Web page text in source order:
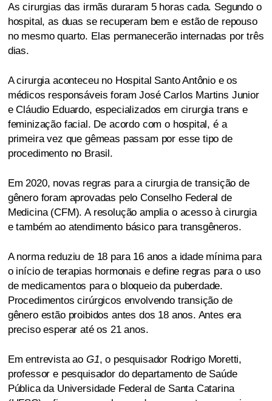
As cirurgias das irmãs duraram 5 horas cada. Segundo o
hospital, as duas se recuperam bem e estão de repouso
no mesmo quarto. Elas permanecerão internadas por três
dias.
A cirurgia aconteceu no Hospital Santo Antônio e os
médicos responsáveis foram José Carlos Martins Junior
e Cláudio Eduardo, especializados em cirurgia trans e
feminização facial. De acordo com o hospital, é a
primeira vez que gêmeas passam por esse tipo de
procedimento no Brasil.
Em 2020, novas regras para a cirurgia de transição de
gênero foram aprovadas pelo Conselho Federal de
Medicina (CFM). A resolução amplia o acesso à cirurgia
e também ao atendimento básico para transgêneros.
A norma reduziu de 18 para 16 anos a idade mínima para
o início de terapias hormonais e define regras para o uso
de medicamentos para o bloqueio da puberdade.
Procedimentos cirúrgicos envolvendo transição de
gênero estão proibidos antes dos 18 anos. Antes era
preciso esperar até os 21 anos.
Em entrevista ao G1, o pesquisador Rodrigo Moretti,
professor e pesquisador do departamento de Saúde
Pública da Universidade Federal de Santa Catarina